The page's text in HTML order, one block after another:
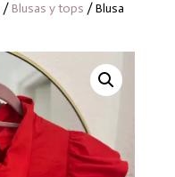
/ Blusas y tops / Blusa